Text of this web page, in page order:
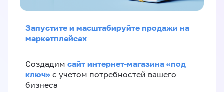
Запустите и масштабируйте продажи на
маркетплейсах
Создадим сайт интернет-магазина «под
ключ» с учетом потребностей вашего
бизнеса